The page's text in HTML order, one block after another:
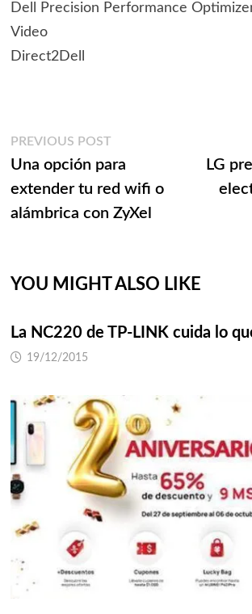
Dell Precision Performance
Video
Direct2Dell
Navegación
de
entradas
PREVIOUS POSTPrevious
post:
Una opción para
extender tu red wifi o
alámbrica con ZyXel
LG
YOU MIGHT ALSO LIKE
La NC220 de TP-LINK cuida lo
19/12/2015